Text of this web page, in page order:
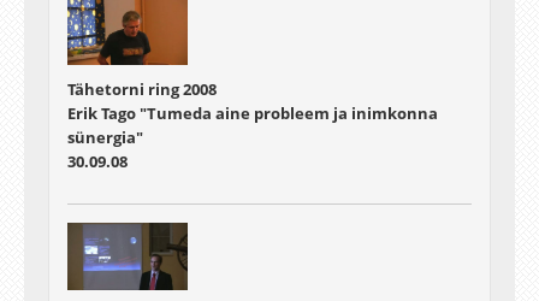
Tähetorni ring 2008
Erik Tago "Tumeda aine probleem ja inimkonna
sünergia"
30.09.08